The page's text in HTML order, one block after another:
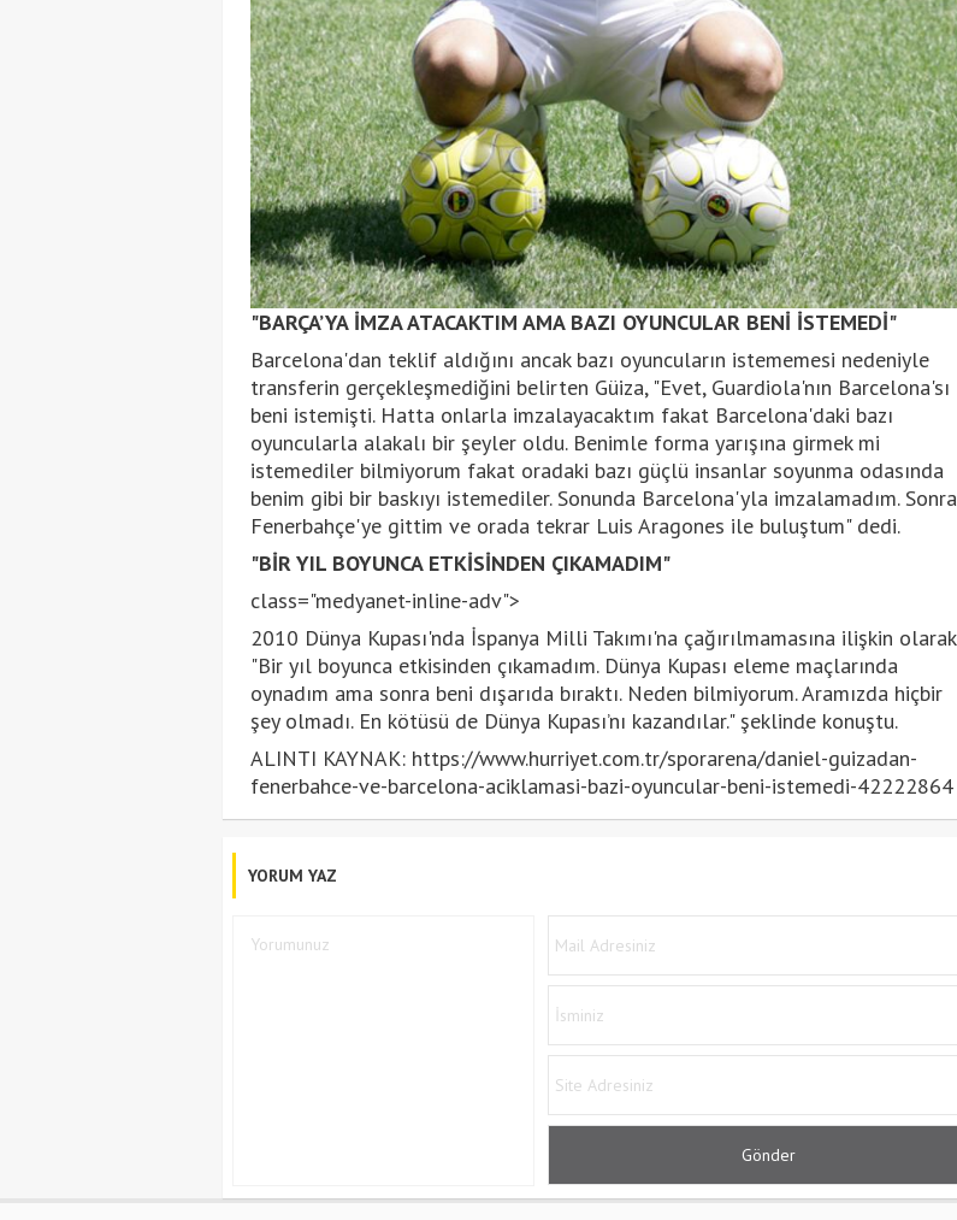
"BARÇA’YA İMZA ATACAKTIM AMA BAZI OYUNCULAR BENİ İSTEMEDİ"
Barcelona'dan teklif aldığını ancak bazı oyuncuların istememesi nedeniyle
transferin gerçekleşmediğini belirten Güiza, "Evet, Guardiola'nın Barcelona'sı
beni istemişti. Hatta onlarla imzalayacaktım fakat Barcelona'daki bazı
oyuncularla alakalı bir şeyler oldu. Benimle forma yarışına girmek mi
istemediler bilmiyorum fakat oradaki bazı güçlü insanlar soyunma odasında
benim gibi bir baskıyı istemediler. Sonunda Barcelona'yla imzalamadım. Sonra
Fenerbahçe'ye gittim ve orada tekrar Luis Aragones ile buluştum" dedi.
"BİR YIL BOYUNCA ETKİSİNDEN ÇIKAMADIM"
class="medyanet-inline-adv">
2010 Dünya Kupası'nda İspanya Milli Takımı'na çağırılmamasına ilişkin olarak
"Bir yıl boyunca etkisinden çıkamadım. Dünya Kupası eleme maçlarında
oynadım ama sonra beni dışarıda bıraktı. Neden bilmiyorum. Aramızda hiçbir
şey olmadı. En kötüsü de Dünya Kupası’nı kazandılar." şeklinde konuştu.
ALINTI KAYNAK: https://www.hurriyet.com.tr/sporarena/daniel-guizadan-
fenerbahce-ve-barcelona-aciklamasi-bazi-oyuncular-beni-istemedi-42222864
YORUM YAZ